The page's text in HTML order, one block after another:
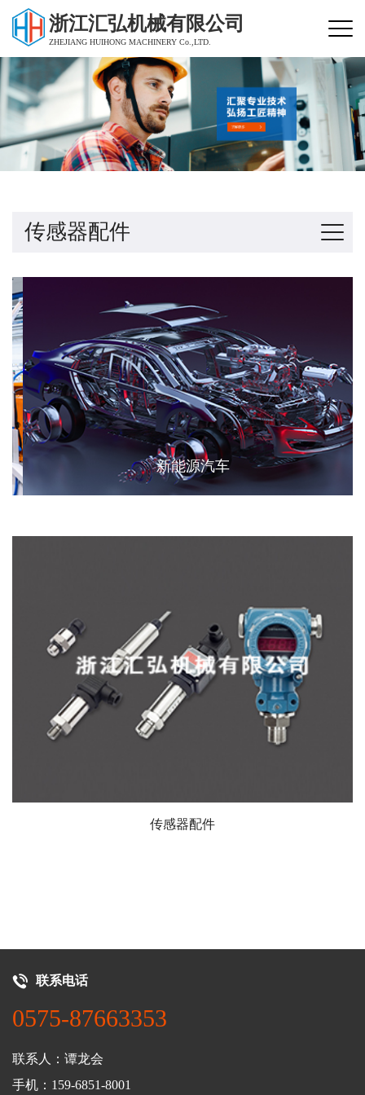
浙江汇弘机械有限公司
ZHEJIANG HUIHONG MACHINERY Co.,LTD.
传感器配件
新能源汽车
传感器配件
联系电话
0575-87663353
联系人：谭龙会
手机：159-6851-8001